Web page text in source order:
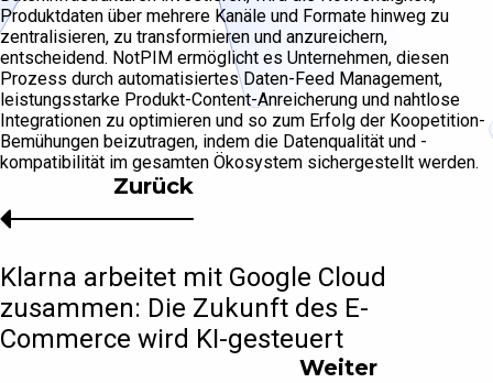
Produktdaten über mehrere Kanäle und Formate hinweg zu
zentralisieren, zu transformieren und anzureichern,
entscheidend. NotPIM ermöglicht es Unternehmen, diesen
Prozess durch automatisiertes Daten-Feed Management,
leistungsstarke Produkt-Content-Anreicherung und nahtlose
Integrationen zu optimieren und so zum Erfolg der Koopetition-
Bemühungen beizutragen, indem die Datenqualität und -
kompatibilität im gesamten Ökosystem sichergestellt werden.
Weiter
Zurück
Klarna arbeitet mit Google Cloud
zusammen: Die Zukunft des E-
Commerce wird KI-gesteuert